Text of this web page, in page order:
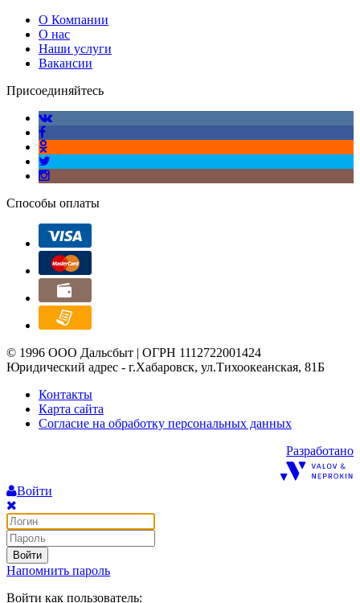
О Компании
О нас
Наши услуги
Вакансии
Присоединяйтесь
Способы оплаты
© 1996 ООО Дальсбыт | ОГРН 1112722001424
Юридический адрес - г.Хабаровск, ул.Тихоокеанская, 81Б
Контакты
Карта сайта
Согласие на обработку персональных данных
Разработано
Войти
Войти
Напомнить пароль
Войти как пользователь: